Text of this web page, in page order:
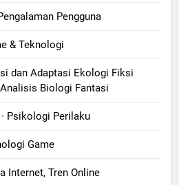
Pengguna
& Teknologi
dan Adaptasi Ekologi Fiksi
Biologi Fantasi
Psikologi Perilaku
Game
Internet, Tren Online